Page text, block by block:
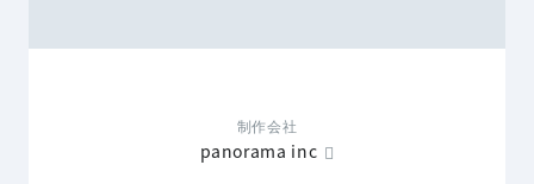
制作会社
panorama inc